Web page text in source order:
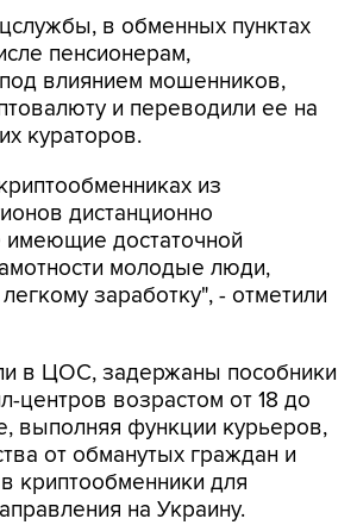
в обменных пунктах
пенсионерам,
влиянием мошенников,
и переводили ее на
кураторов.
из
дистанционно
достаточной
молодые люди,
заработку", - отметили
в ЦОС, задержаны пособники
центров возрастом от 18 до
выполняя функции курьеров,
от обманутых граждан и
криптообменники для
на Украину.